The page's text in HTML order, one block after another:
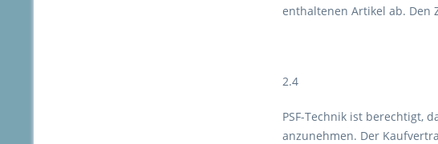
enthaltenen Artikel ab. Den
2.4
PSF-Technik ist berechtigt,
anzunehmen. Der